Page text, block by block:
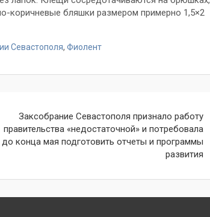
коричневые бляшки размером примерно 1,5×2
Севастополя, Фиолент
Заксобрание Севастополя признало работу
правительства «недостаточной» и потребовала
до конца мая подготовить отчеты и программы
развития